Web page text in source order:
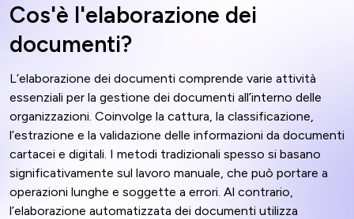
Cos'è l'elaborazione dei
documenti?
L’elaborazione dei documenti comprende varie attività
essenziali per la gestione dei documenti all’interno delle
organizzazioni. Coinvolge la cattura, la classificazione,
l’estrazione e la validazione delle informazioni da documenti
cartacei e digitali. I metodi tradizionali spesso si basano
significativamente sul lavoro manuale, che può portare a
operazioni lunghe e soggette a errori. Al contrario,
l’elaborazione automatizzata dei documenti utilizza